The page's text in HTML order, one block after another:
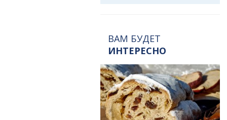
ВАМ БУДЕТ
ИНТЕРЕСНО